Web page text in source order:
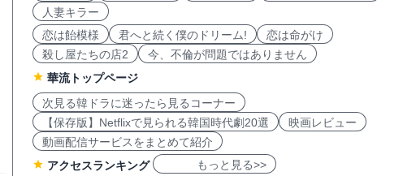
人妻キラー
恋は飴模様
君へと続く僕のドリーム!
恋は命がけ
殺し屋たちの店2
今、不倫が問題ではありません
華流トップページ
次見る韓ドラに迷ったら見るコーナー
【保存版】Netflixで見られる韓国時代劇20選
映画レビュー
動画配信サービスをまとめて紹介
アクセスランキング
もっと見る>>